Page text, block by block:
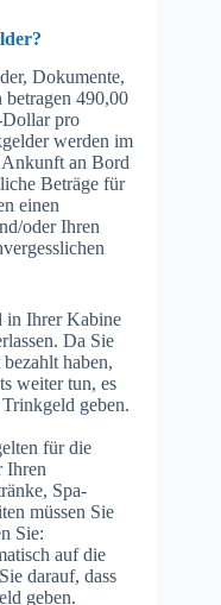
Dokumente,
betragen 490,00
pro
werden im
Ankunft an Bord
Beträge für
einen
oder Ihren
in Ihrer Kabine
Da Sie
haben,
weiter tun, es
geben.
für die
Ihren
Spa-
müssen Sie
Sie:
auf die
darauf, dass
geben.